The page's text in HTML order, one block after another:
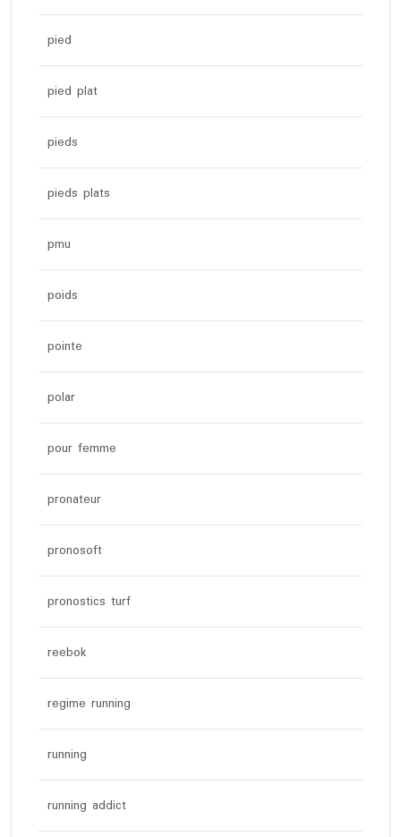
pied
pied plat
pieds
pieds plats
pmu
poids
pointe
polar
pour femme
pronateur
pronosoft
pronostics turf
reebok
regime running
running
running addict